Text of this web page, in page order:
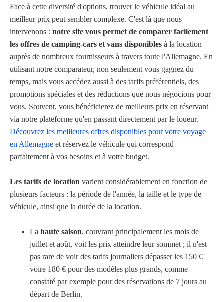
Face à cette diversité d'options, trouver le véhicule idéal au
meilleur prix peut sembler complexe. C'est là que nous
intervenons : notre site vous permet de comparer facilement
les offres de camping-cars et vans disponibles à la location
auprès de nombreux fournisseurs à travers toute l'Allemagne. En
utilisant notre comparateur, non seulement vous gagnez du
temps, mais vous accédez aussi à des tarifs préférentiels, des
promotions spéciales et des réductions que nous négocions pour
vous. Souvent, vous bénéficierez de meilleurs prix en réservant
via notre plateforme qu'en passant directement par le loueur.
Découvrez les meilleures offres disponibles pour votre voyage
en Allemagne et réservez le véhicule qui correspond
parfaitement à vos besoins et à votre budget.
Les tarifs de location varient considérablement en fonction de
plusieurs facteurs : la période de l'année, la taille et le type de
véhicule, ainsi que la durée de la location.
La haute saison, couvrant principalement les mois de
juillet et août, voit les prix atteindre leur sommet ; il n'est
pas rare de voir des tarifs journaliers dépasser les 150 €
voire 180 € pour des modèles plus grands, comme
constaté par exemple pour des réservations de 7 jours au
départ de Berlin.